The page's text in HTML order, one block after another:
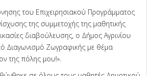
του Επιχειρησιακού Προγράμματος
της συμμετοχής της μαθητικής
διαβούλευσης, ο Δήμος Αγρινίου
Διαγωνισμό Ζωγραφικής με θέμα
της πόλης μου!».